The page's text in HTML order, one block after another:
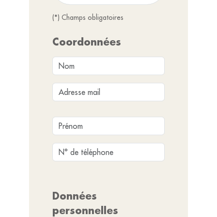
(*) Champs obligatoires
Coordonnées
Données
personnelles